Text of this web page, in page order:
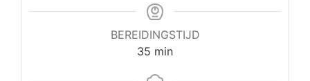
BEREIDINGSTIJD
35 minuten
min